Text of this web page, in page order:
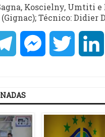
Koscielny, Umtiti
(Gignac); Técnico: Didier
TelegramMessengerTwitter